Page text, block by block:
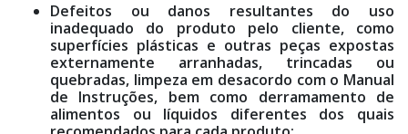
Defeitos ou danos resultantes do uso
inadequado do produto pelo cliente, como
superfícies plásticas e outras peças expostas
externamente arranhadas, trincadas ou
quebradas, limpeza em desacordo com o Manual
de Instruções, bem como derramamento de
alimentos ou líquidos diferentes dos quais